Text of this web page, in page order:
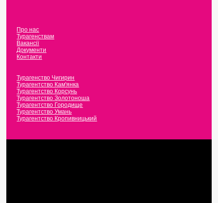
Про нас
Турагенствам
Вакансії
Документи
Контакти
Турагенство Чигирин
Турагентство Кам'янка
Турагентство Корсунь
Турагентство Золотоноша
Турагентство Городище
Турагентство Умань
Турагентство Кропивницький